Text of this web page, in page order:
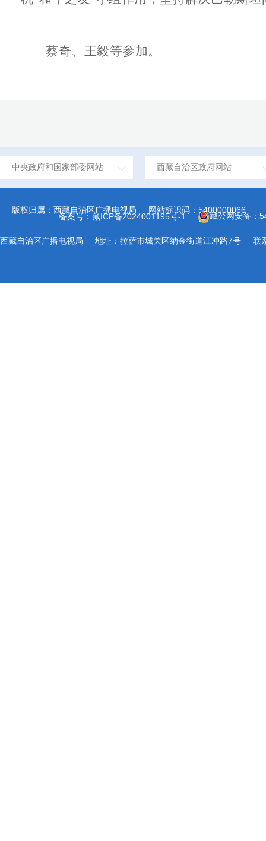
蔡奇、王毅等参加。
中央政府和国家部委网站 西藏自治区政府网站
版权归属：西藏自治区广播电视局 网站标识码：5400000066
备案号：藏ICP备2024001195号-1 藏公网安备：
西藏自治区广播电视局 地址：拉萨市城关区纳金街道江冲路7号 联